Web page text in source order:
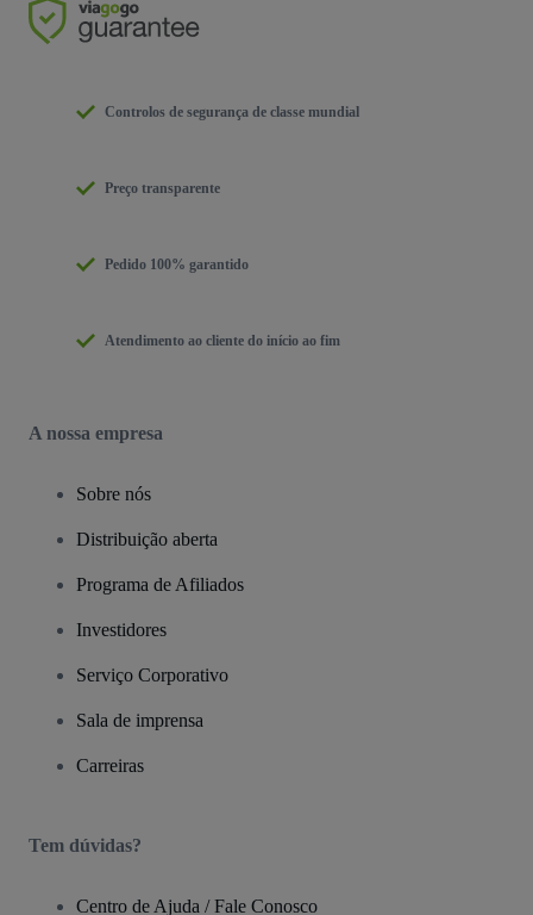
Controlos de segurança de classe mundial
Preço transparente
Pedido 100% garantido
Atendimento ao cliente do início ao fim
A nossa empresa
Sobre nós
Distribuição aberta
Programa de Afiliados
Investidores
Serviço Corporativo
Sala de imprensa
Carreiras
Tem dúvidas?
Centro de Ajuda / Fale Conosco